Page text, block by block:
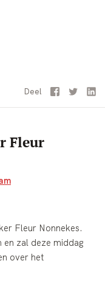
Deel Facebook
Twitter
Fleur
Fleur Nonnekes.
en zal deze middag
over het